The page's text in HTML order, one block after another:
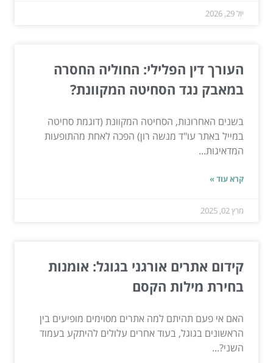
יול 29, 2026
העורך דין הפלילי: החוליה החסרה
במאבק נגד הסחיטה המקוונת?
בשנים האחרונות, הסחיטה המקוונת (דוגמת סחיטה
במייל באתר עו"ד מנשה רון) הפכה לאחת מהתופעות
המדאיגות...
קרא עוד »
מרץ 02, 2025
קידום אתרים אורגני בגוגל: אומנות
בחירת מילות הקסם
האם אי פעם תהיתם למה אתרים מסוימים מופיעים בין
הראשונים בגוגל, בעוד אחרים עלולים להיתקע בעמוד
השני?...